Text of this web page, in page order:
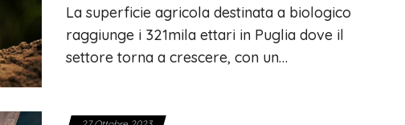
La superficie agricola destinata a biologico
raggiunge i 321mila ettari in Puglia dove il
settore torna a crescere, con un…